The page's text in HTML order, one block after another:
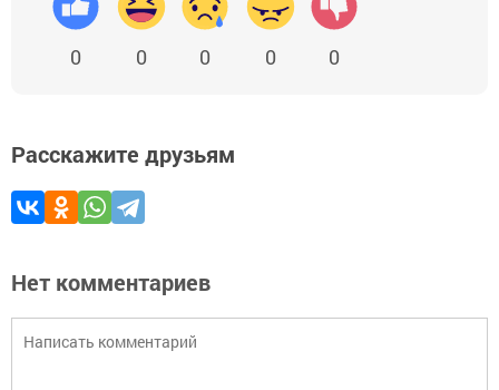
0 0 0 0 0
Расскажите друзьям
Нет комментариев